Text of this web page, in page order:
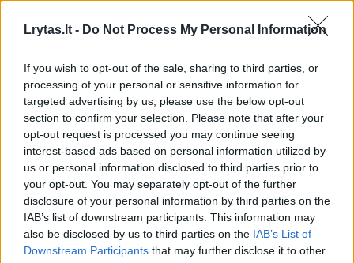
Lrytas.lt - Do Not Process My Personal Information
If you wish to opt-out of the sale, sharing to third parties, or
processing of your personal or sensitive information for
targeted advertising by us, please use the below opt-out
section to confirm your selection. Please note that after your
opt-out request is processed you may continue seeing
interest-based ads based on personal information utilized by
us or personal information disclosed to third parties prior to
your opt-out. You may separately opt-out of the further
disclosure of your personal information by third parties on the
IAB’s list of downstream participants. This information may
also be disclosed by us to third parties on the IAB’s List of
Downstream Participants that may further disclose it to other
kalbėti renginyje, todėl esą natūralu, kad pats
nesiveržė į sceną.
Kiti stebėjosi, kad G.Landsbergis, skirtingai
nei jo senelis Vytautas Landsbergis, kuris į
suvažiavimo dalyvius kreipėsi vaizdo įrašu,
neatsiuntė jokio pasveikinimo bendruomenei
ir jos naujajam lyderiui.
„Atėjo, pasinaudojo ir išėjo“, – po
suvažiavimo praėjus kelioms dienoms vis dar